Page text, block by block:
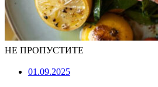
НЕ ПРОПУСТИТЕ
01.09.2025